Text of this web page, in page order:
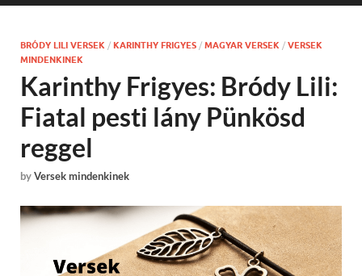
BRÓDY LILI VERSEK / KARINTHY FRIGYES / MAGYAR VERSEK / VERSEK
MINDENKINEK
Karinthy Frigyes: Bródy Lili:
Fiatal pesti lány Pünkösd
reggel
byVersek mindenkinek